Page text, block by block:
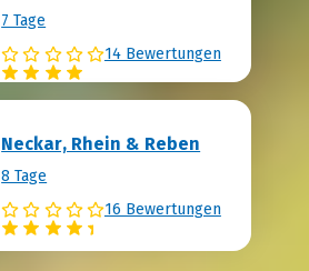
7 Tage
14 Bewertungen
Neckar, Rhein & Reben
8 Tage
16 Bewertungen